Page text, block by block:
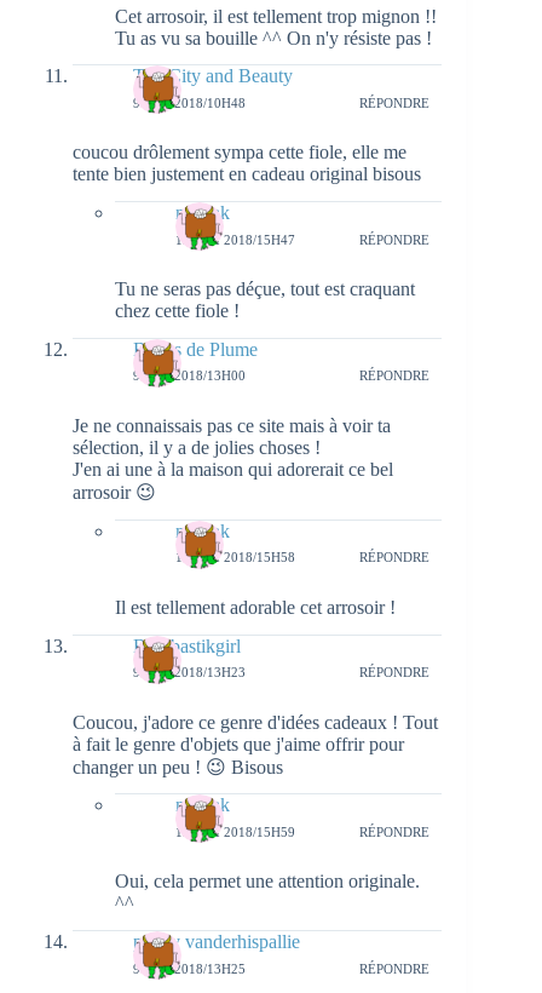
Cet arrosoir, il est tellement trop mignon !!
Tu as vu sa bouille ^^ On n'y résiste pas !
The City and Beauty
9 MAI 2018/10H48 RÉPONDRE
coucou drôlement sympa cette fiole, elle me
tente bien justement en cadeau original bisous
natieak
13 MAI 2018/15H47 RÉPONDRE
Tu ne seras pas déçue, tout est craquant
chez cette fiole !
Bulles de Plume
9 MAI 2018/13H00 RÉPONDRE
Je ne connaissais pas ce site mais à voir ta
sélection, il y a de jolies choses !
J'en ai une à la maison qui adorerait ce bel
arrosoir 😉
natieak
13 MAI 2018/15H58 RÉPONDRE
Il est tellement adorable cet arrosoir !
Bombastikgirl
9 MAI 2018/13H23 RÉPONDRE
Coucou, j'adore ce genre d'idées cadeaux ! Tout
à fait le genre d'objets que j'aime offrir pour
changer un peu ! 😉 Bisous
natieak
13 MAI 2018/15H59 RÉPONDRE
Oui, cela permet une attention originale.
^^
peggy vanderhispallie
9 MAI 2018/13H25 RÉPONDRE